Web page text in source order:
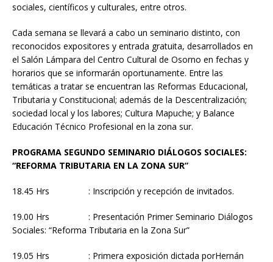
sociales, científicos y culturales, entre otros.
Cada semana se llevará a cabo un seminario distinto, con
reconocidos expositores y entrada gratuita, desarrollados en
el Salón Lámpara del Centro Cultural de Osorno en fechas y
horarios que se informarán oportunamente. Entre las
temáticas a tratar se encuentran las Reformas Educacional,
Tributaria y Constitucional; además de la Descentralización;
sociedad local y los labores; Cultura Mapuche; y Balance
Educación Técnico Profesional en la zona sur.
PROGRAMA SEGUNDO SEMINARIO DIÁLOGOS SOCIALES:
“REFORMA TRIBUTARIA EN LA ZONA SUR”
18.45 Hrs : Inscripción y recepción de invitados.
19.00 Hrs : Presentación Primer Seminario Diálogos
Sociales: “Reforma Tributaria en la Zona Sur”
19.05 Hrs : Primera exposición dictada porHernán